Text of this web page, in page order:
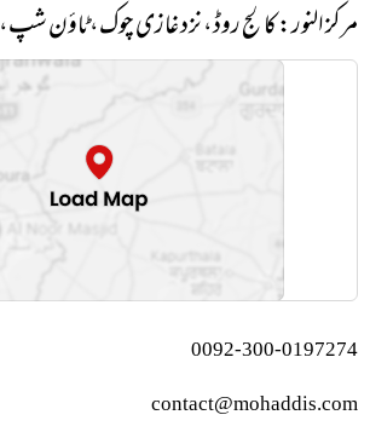
مرکز النور: کالج روڈ، نزد غازی چوک، ٹاؤن شپ،
0092-300-0197274
contact@mohaddis.com